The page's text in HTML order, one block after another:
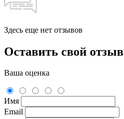
Здесь еще нет отзывов
Оставить свой отзыв
Ваша оценка
Имя
Email